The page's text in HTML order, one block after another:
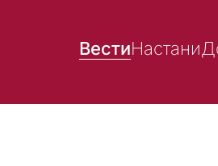
ВестиНастани